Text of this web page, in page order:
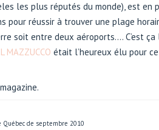
les plus réputés du monde), est en
pour réussir à trouver une plage
soit entre deux aéroports…. C’est
MAZZUCCO était l’heureux élu pour
Québec de septembre 2010